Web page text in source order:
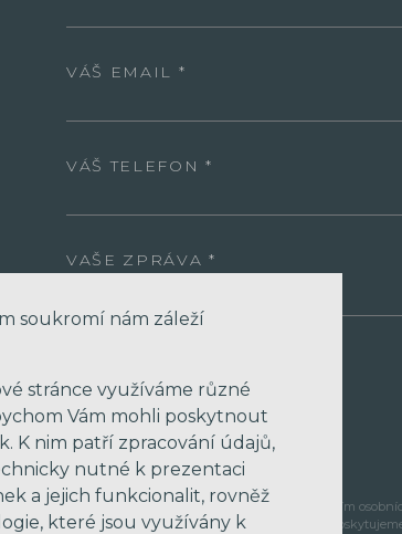
VÁŠ EMAIL
VÁŠ TELEFON
VAŠE ZPRÁVA
* Odesláním formuláře souhlasím se zpracováním
obchodní nabídky. Vaše osobní údaje dále
soukromí nám záleží
stránce využíváme různé
Vám mohli poskytnout
K nim patří zpracování údajů,
nutné k prezentaci
a jejich funkcionalit, rovněž
které jsou využívány k